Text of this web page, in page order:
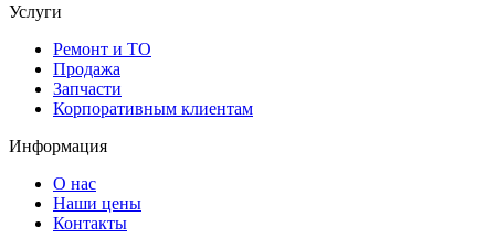
Услуги
Ремонт и ТО
Продажа
Запчасти
Корпоративным клиентам
Информация
О нас
Наши цены
Контакты